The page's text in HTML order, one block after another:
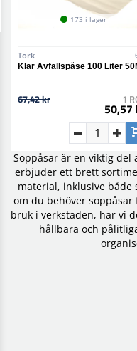
173 i lager
Tork
Klar Avfallspåse 100 Liter
67,42 kr 1
50,57
Soppåsar är en viktig del
erbjuder ett brett
material, inklusive både
om du behöver
bruk i verkstaden, har vi
hållbara och